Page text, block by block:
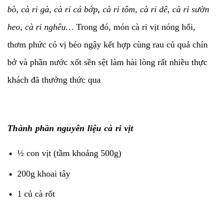
bò, cà ri gà, cà ri cá bớp, cà ri tôm, cà ri dê, cà ri sườn
heo, cà ri nghêu… Trong đó, món cà ri vịt nóng hổi,
thơm phức có vị béo ngậy kết hợp cùng rau củ quả chín
bở và phần nước xốt sền sệt làm hài lòng rất nhiều thực
khách đã thưởng thức qua
Thành phần nguyên liệu cà ri vịt
½ con vịt (tầm khoảng 500g)
200g khoai tây
1 củ cà rốt